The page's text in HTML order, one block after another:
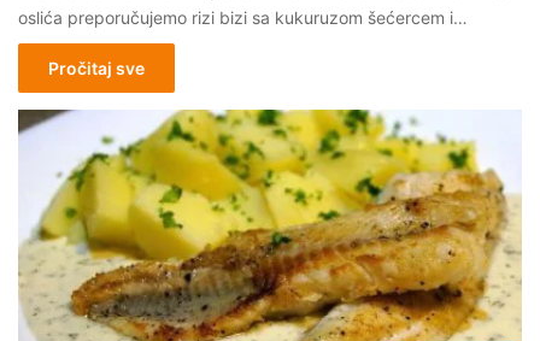
oslića preporučujemo rizi bizi sa kukuruzom šećercem i…
Pročitaj sve